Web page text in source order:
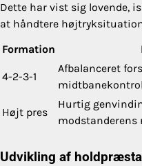
Dette har vist sig lovende,
at håndtere
Formation
4-2-3-1
Afbalanceret
midtbanekontrol
Højt pres
Hurtig
modstanderens
Udvikling af